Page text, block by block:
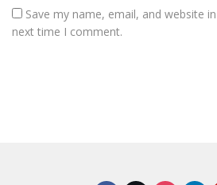
Save my name, email, and website
next time I comment.